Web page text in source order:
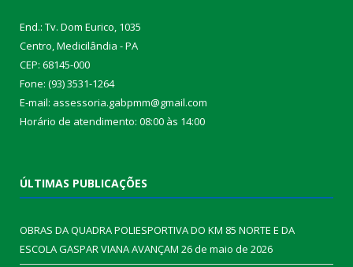
End.: Tv. Dom Eurico, 1035
Centro, Medicilândia - PA
CEP: 68145-000
Fone: (93) 3531-1264
E-mail: assessoria.gabpmm@gmail.com
Horário de atendimento: 08:00 às 14:00
ÚLTIMAS PUBLICAÇÕES
OBRAS DA QUADRA POLIESPORTIVA DO KM 85 NORTE E DA
ESCOLA GASPAR VIANA AVANÇAM 26 de maio de 2026